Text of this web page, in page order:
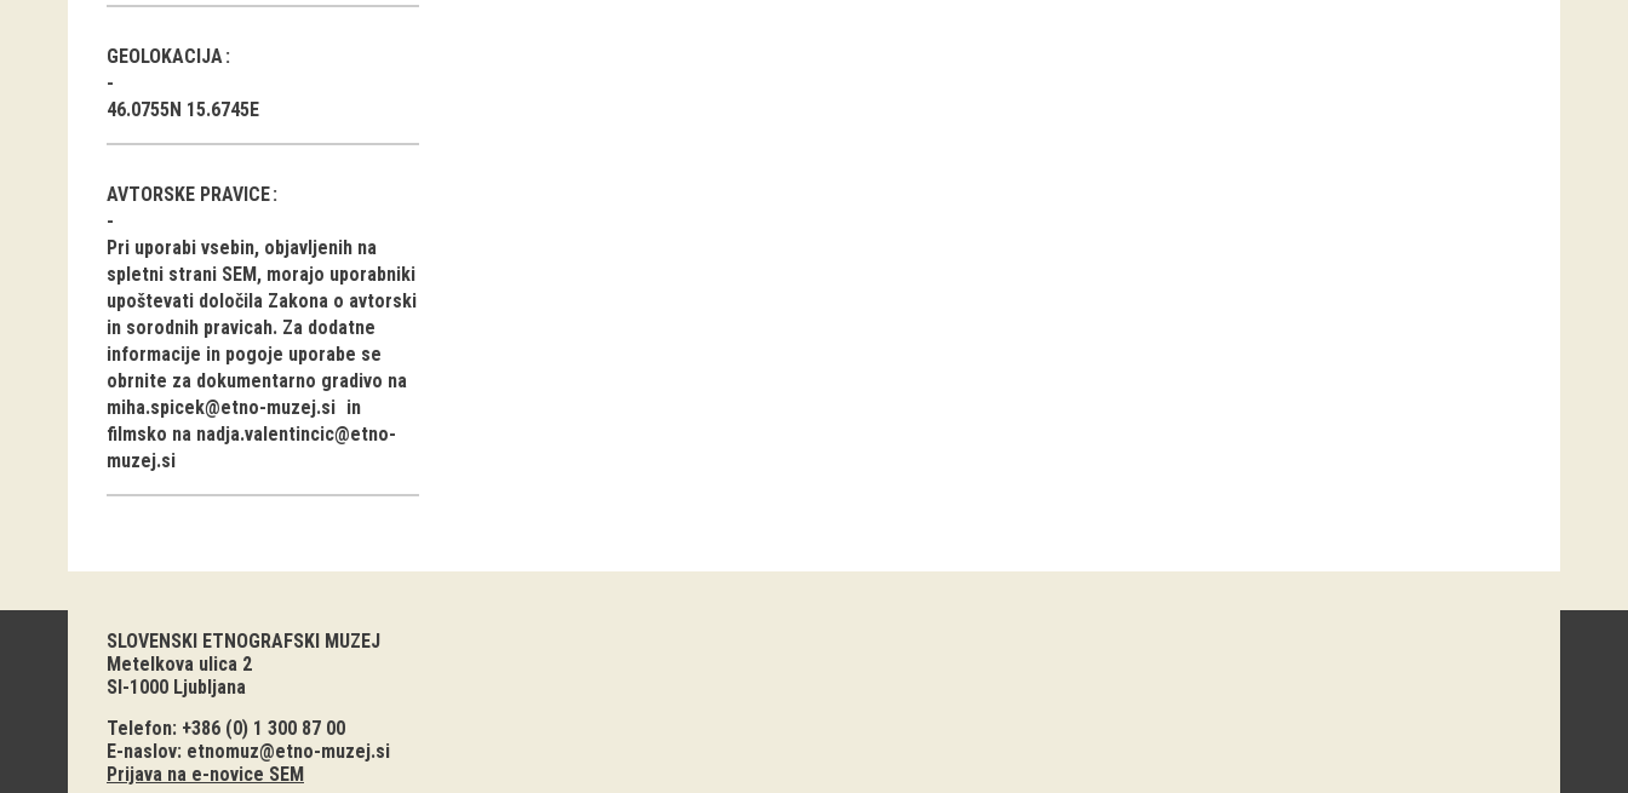
GEOLOKACIJA
46.0755N 15.6745E
AVTORSKE PRAVICE
Pri uporabi vsebin, objavljenih na
spletni strani SEM, morajo uporabniki
upoštevati določila Zakona o avtorski
in sorodnih pravicah. Za dodatne
informacije in pogoje uporabe se
obrnite za dokumentarno gradivo na
miha.spicek@etno-muzej.si in
filmsko na nadja.valentincic@etno-
muzej.si
SLOVENSKI ETNOGRAFSKI MUZEJ
Metelkova ulica 2
SI-1000 Ljubljana
Telefon: +386 (0) 1 300 87 00
E-naslov: etnomuz@etno-muzej.si
Prijava na e-novice SEM